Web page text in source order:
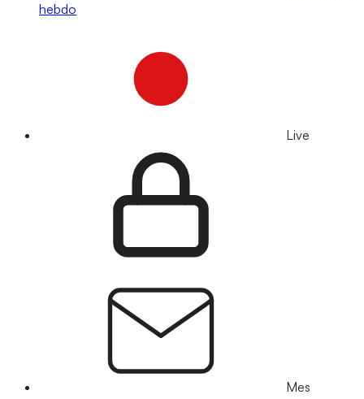
hebdo
Live
Mes